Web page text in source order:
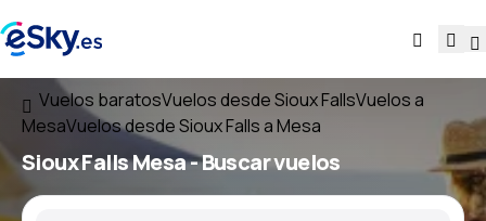
Vuelos baratosVuelos desde Sioux FallsVuelos a
MesaVuelos desde Sioux Falls a Mesa
Sioux Falls Mesa- Buscar vuelos